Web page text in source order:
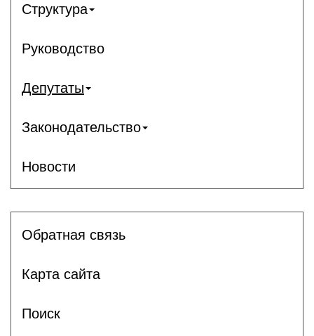
Структура
Руководство
Депутаты
Законодательство
Новости
Обратная связь
Карта сайта
Поиск